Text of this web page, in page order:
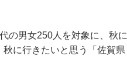
の男女250人を対象に、秋に
に行きたいと思う「佐賀県